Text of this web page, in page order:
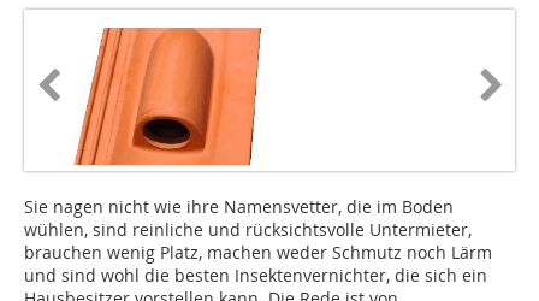
Sie nagen nicht wie ihre Namensvetter, die im Boden
wühlen, sind reinliche und rücksichtsvolle Untermieter,
brauchen wenig Platz, machen weder Schmutz noch Lärm
und sind wohl die besten Insektenvernichter, die sich ein